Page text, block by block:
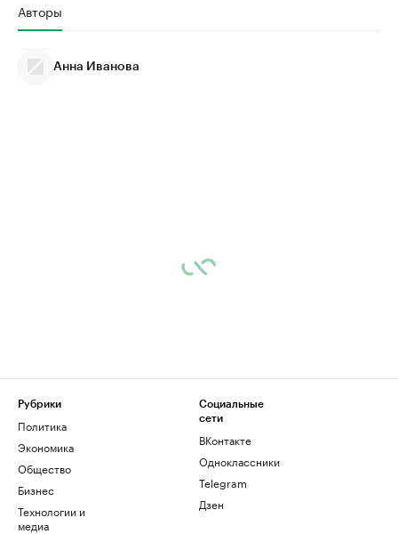
Авторы
Анна Иванова
Рубрики
Политика
Экономика
Общество
Бизнес
Технологии и
медиа
Социальные
сети
ВКонтакте
Одноклассники
Telegram
Дзен